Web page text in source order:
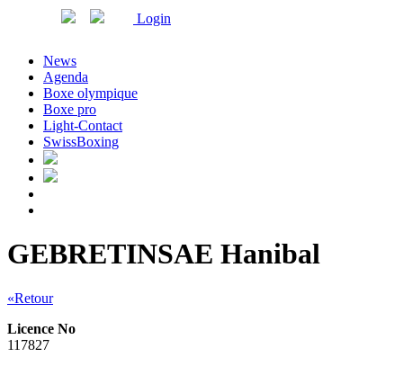
Login
News
Agenda
Boxe olympique
Boxe pro
Light-Contact
SwissBoxing
GEBRETINSAE Hanibal
«Retour
Licence No
117827